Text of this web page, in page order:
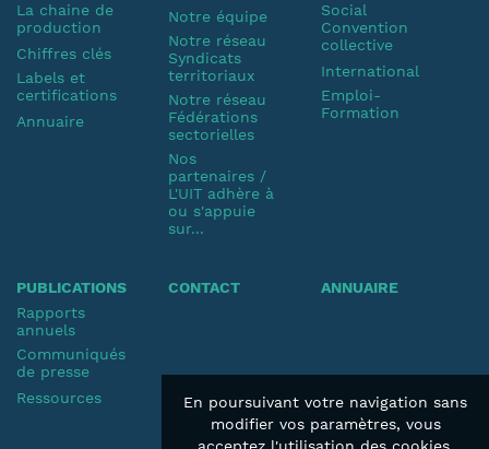
La chaine de
production
Chiffres clés
Labels et
certifications
Annuaire
Notre équipe
Notre réseau
Syndicats
territoriaux
Notre réseau
Fédérations
sectorielles
Nos
partenaires /
L'UIT adhère à
ou s'appuie
sur...
Social
Convention
collective
International
Emploi-
Formation
PUBLICATIONS
Rapports
annuels
Communiqués
de presse
Ressources
CONTACT ANNUAIRE
En poursuivant votre navigation sans
modifier vos paramètres, vous